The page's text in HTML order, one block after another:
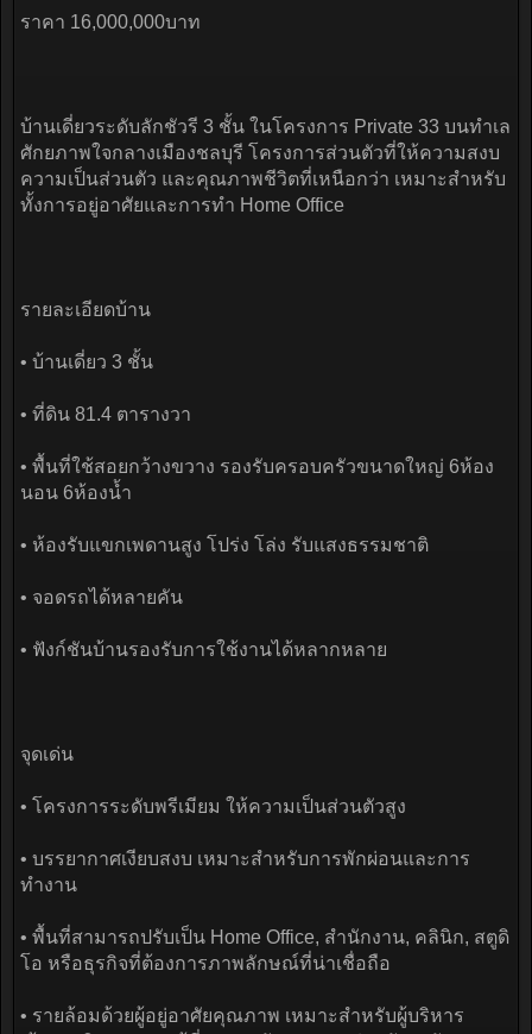
ราคา 16,000,000บาท
บ้านเดี่ยวระดับลักชัวรี 3 ชั้น ในโครงการ Private 33 บนทำเล
ศักยภาพใจกลางเมืองชลบุรี โครงการส่วนตัวที่ให้ความสงบ
ความเป็นส่วนตัว และคุณภาพชีวิตที่เหนือกว่า เหมาะสำหรับ
ทั้งการอยู่อาศัยและการทำ Home Office
รายละเอียดบ้าน
• บ้านเดี่ยว 3 ชั้น
• ที่ดิน 81.4 ตารางวา
• พื้นที่ใช้สอยกว้างขวาง รองรับครอบครัวขนาดใหญ่ 6ห้อง
นอน 6ห้องน้ำ
• ห้องรับแขกเพดานสูง โปร่ง โล่ง รับแสงธรรมชาติ
• จอดรถได้หลายคัน
• ฟังก์ชันบ้านรองรับการใช้งานได้หลากหลาย
จุดเด่น
• โครงการระดับพรีเมียม ให้ความเป็นส่วนตัวสูง
• บรรยากาศเงียบสงบ เหมาะสำหรับการพักผ่อนและการ
ทำงาน
• พื้นที่สามารถปรับเป็น Home Office, สำนักงาน, คลินิก, สตูดิ
โอ หรือธุรกิจที่ต้องการภาพลักษณ์ที่น่าเชื่อถือ
• รายล้อมด้วยผู้อยู่อาศัยคุณภาพ เหมาะสำหรับผู้บริหาร